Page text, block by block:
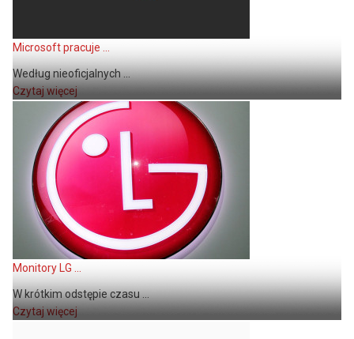
Microsoft pracuje ...
Według nieoficjalnych ...
Czytaj więcej
Monitory LG ...
W krótkim odstępie czasu ...
Czytaj więcej